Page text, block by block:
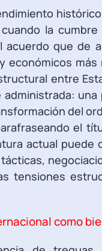
la cumbre
acuerdo que de
económicos más
entre
una
del
el
actual puede
tensiones
como